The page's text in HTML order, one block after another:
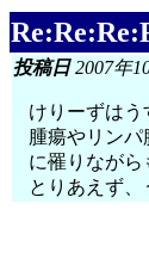
投稿日2007年
けりーずはう
腫瘍やリン
に罹りなが
とりあえず